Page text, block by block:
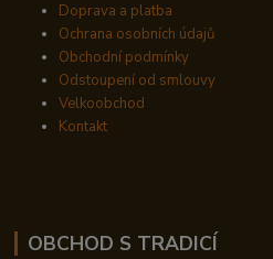
Doprava a platba
Ochrana osobních údajů
Obchodní podmínky
Odstoupení od smlouvy
Velkoobchod
Kontakt
OBCHOD S TRADICÍ